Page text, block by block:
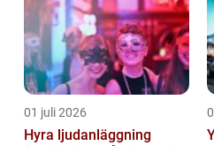
01 juli 2026
Hyra ljudanläggning